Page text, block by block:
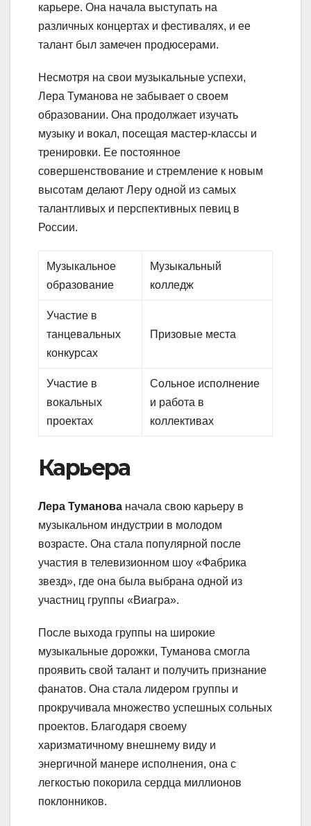
карьере. Она начала выступать на
различных концертах и фестивалях, и ее
талант был замечен продюсерами.
Несмотря на свои музыкальные успехи,
Лера Туманова не забывает о своем
образовании. Она продолжает изучать
музыку и вокал, посещая мастер-классы и
тренировки. Ее постоянное
совершенствование и стремление к новым
высотам делают Леру одной из самых
талантливых и перспективных певиц в
России.
Музыкальное
образование
Музыкальный
колледж
Участие в
танцевальных
конкурсах
Призовые места
Участие в
вокальных
проектах
Сольное исполнение
и работа в
коллективах
Карьера
Лера Туманова начала свою карьеру в
музыкальном индустрии в молодом
возрасте. Она стала популярной после
участия в телевизионном шоу «Фабрика
звезд», где она была выбрана одной из
участниц группы «Виагра».
После выхода группы на широкие
музыкальные дорожки, Туманова смогла
проявить свой талант и получить признание
фанатов. Она стала лидером группы и
прокручивала множество успешных сольных
проектов. Благодаря своему
харизматичному внешнему виду и
энергичной манере исполнения, она с
легкостью покорила сердца миллионов
поклонников.